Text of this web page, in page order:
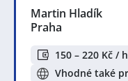
Martin Hladík
Praha
150 – 220 Kč /
Vhodné také